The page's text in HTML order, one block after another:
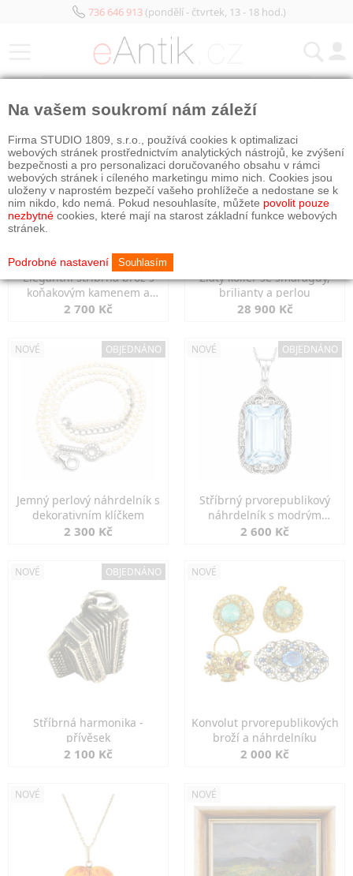
736 646 913(pondělí - čtvrtek, 13 - 18 hod.)
Elegantní stříbrná brož s
koňakovým kamenem a
markazity
2 700 Kč
Zlatý kolier se smaragdy,
brilianty a perlou
28 900 Kč
NOVÉ OBJEDNÁNO
Jemný perlový náhrdelník s
dekorativním klíčkem
2 300 Kč
NOVÉ OBJEDNÁNO
Stříbrný prvorepublikový
náhrdelník s modrým
spinelem
2 600 Kč
NOVÉ OBJEDNÁNO
Stříbrná harmonika -
přívěsek
2 100 Kč
NOVÉ
Konvolut prvorepublikových
broží a náhrdelníku
2 000 Kč
NOVÉ NOVÉ
Na vašem soukromí nám záleží
Firma STUDIO 1809, s.r.o., používá cookies k optimalizaci
webových stránek prostřednictvím analytických nástrojů, ke zvýšení
bezpečnosti a pro personalizaci doručovaného obsahu v rámci
webových stránek i cíleného marketingu mimo nich. Cookies jsou
uloženy v naprostém bezpečí vašeho prohlížeče a nedostane se k
nim nikdo, kdo nemá. Pokud nesouhlasíte, můžete povolit pouze
nezbytné cookies, které mají na starost základní funkce webových
stránek.
Podrobné nastavení Souhlasím